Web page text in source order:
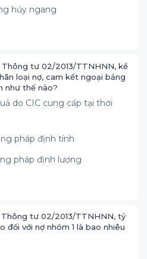
hủy ngang
tư 02/2013/TTNHNN, kể
loại nợ, cam kết ngoại bảng
như thế nào?
do CIC cung cấp tại thời
pháp định tính
pháp định lượng
tư 02/2013/TTNHNN, tỷ
đối với nợ nhóm 1 là bao nhiêu